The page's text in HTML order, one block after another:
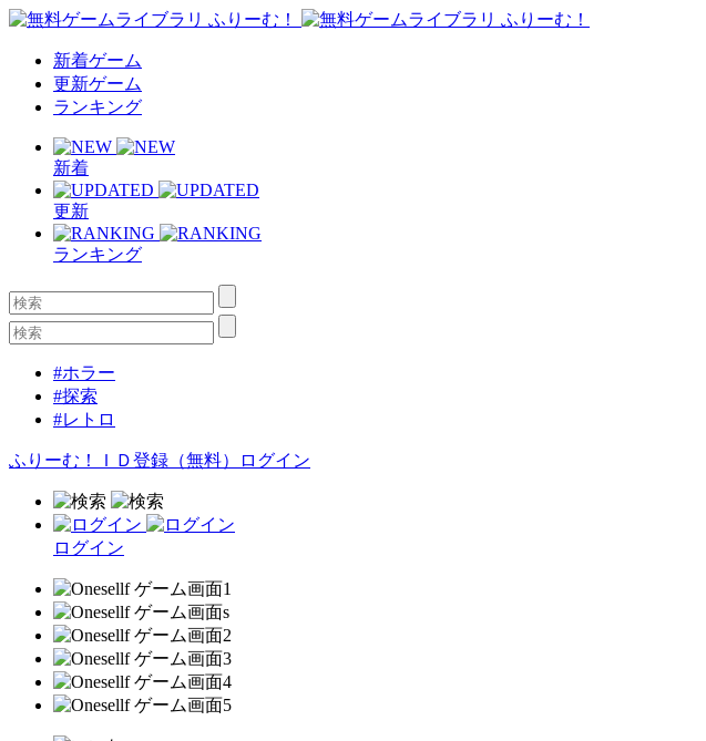
新着ゲーム
更新ゲーム
ランキング
新着
更新
ランキング
#ホラー
#探索
#レトロ
ふりーむ！ＩＤ登録（無料） ログイン
ログイン